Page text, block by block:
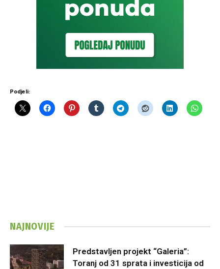
Podjeli:
NAJNOVIJE
Predstavljen projekt “Galeria”:
Toranj od 31 sprata i investicija od